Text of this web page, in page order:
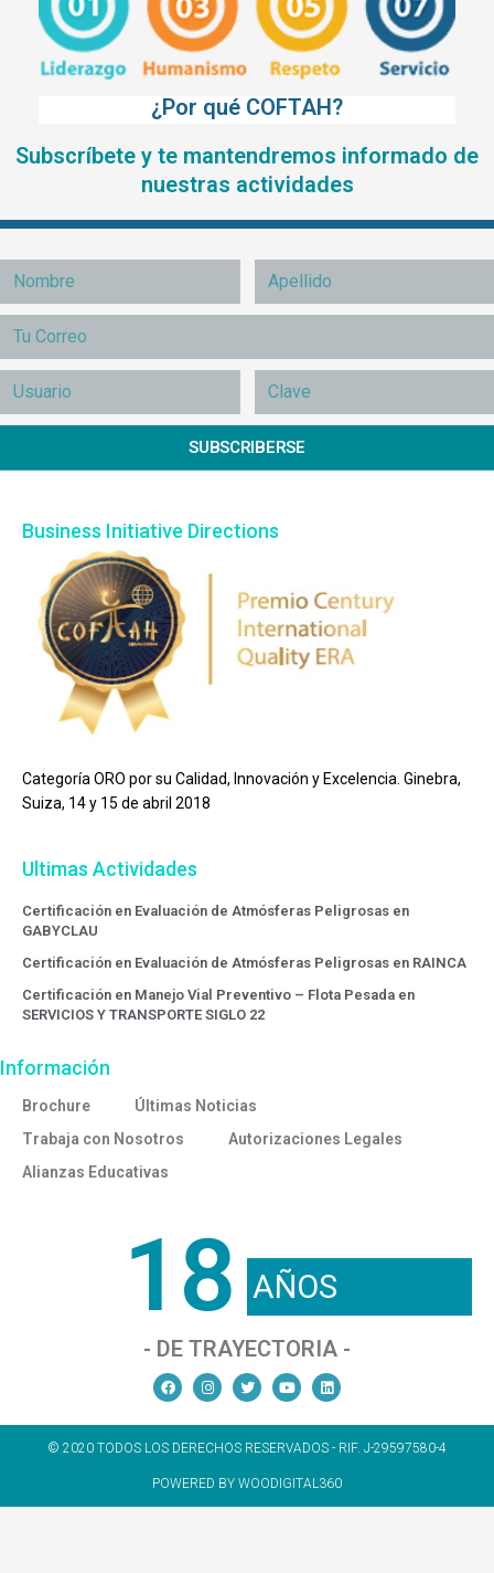
¿Por qué COFTAH?
Subscríbete y te mantendremos informado de
nuestras actividades
SUBSCRIBERSE
Business Initiative Directions
Categoría ORO por su Calidad, Innovación y Excelencia. Ginebra,
Suiza, 14 y 15 de abril 2018
Ultimas Actividades
Certificación en Evaluación de Atmósferas Peligrosas en
GABYCLAU
Certificación en Evaluación de Atmósferas Peligrosas en RAINCA
Certificación en Manejo Vial Preventivo – Flota Pesada en
SERVICIOS Y TRANSPORTE SIGLO 22
Información
Brochure
Últimas Noticias
Trabaja con Nosotros
Autorizaciones Legales
Alianzas Educativas
18 AÑOS
- DE TRAYECTORIA -
© 2020 TODOS LOS DERECHOS RESERVADOS - RIF. J-29597580-4
POWERED BY WOODIGITAL360